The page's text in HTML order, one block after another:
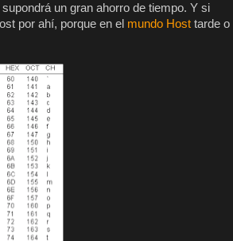
un gran ahorro de tiempo. Y si
por ahí, porque en el mundo Host tarde o